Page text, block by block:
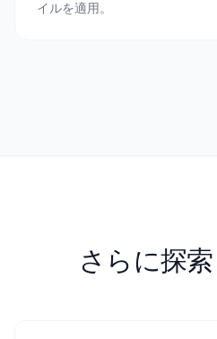
イルを適用。
さらに探索